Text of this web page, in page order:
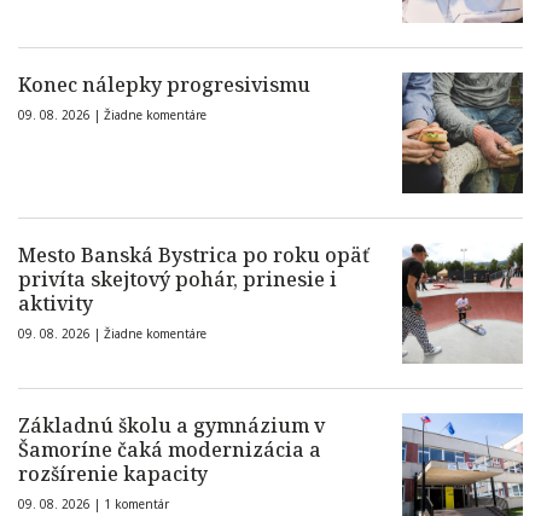
Konec nálepky progresivismu
09. 08. 2026 | Žiadne komentáre
Mesto Banská Bystrica po roku opäť
privíta skejtový pohár, prinesie i
aktivity
09. 08. 2026 | Žiadne komentáre
Základnú školu a gymnázium v
Šamoríne čaká modernizácia a
rozšírenie kapacity
09. 08. 2026 | 1 komentár